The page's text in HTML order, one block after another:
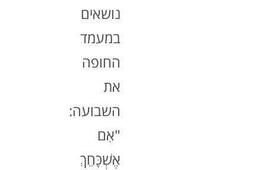
נושאים
במעמד
החופה
את
השבועה:
"אִם
אֶשְׁכָּחֵךְ